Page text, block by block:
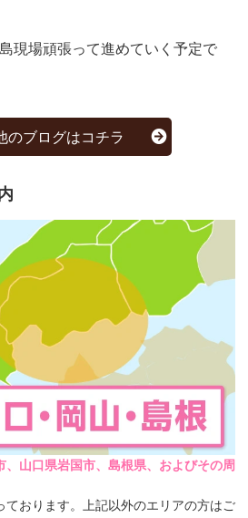
現場頑張って進めていく予定で
のブログはコチラ
、山口県岩国市、島根県、およびその周
ております。上記以外のエリアの方はご